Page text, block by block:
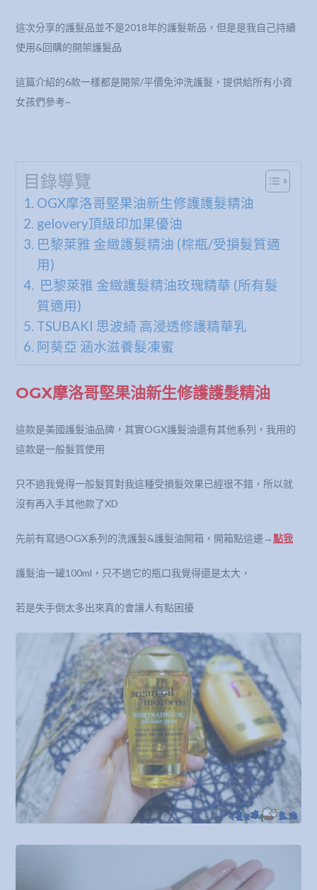
這次分享的護髮品並不是2018年的護髮新品，但是是我自己持續
使用&回購的開架護髮品
這篇介紹的6款一樣都是開架/平價免沖洗護髮，提供給所有小資
女孩們參考~
目錄導覽
OGX摩洛哥堅果油新生修護護髮精油
gelovery頂級印加果優油
巴黎萊雅 金緻護髮精油 (棕瓶/受損髮質適
用)
巴黎萊雅 金緻護髮精油玫瑰精華 (所有髮
質適用)
TSUBAKI 思波綺 高浸透修護精華乳
阿葵亞 涵水滋養髮凍蜜
OGX摩洛哥堅果油新生修護護髮精油
這款是美國護髮油品牌，其實OGX護髮油還有其他系列，我用的
這款是一般髮質使用
只不過我覺得一般髮質對我這種受損髮效果已經很不錯，所以就
沒有再入手其他款了XD
先前有寫過OGX系列的洗護髮&護髮油開箱，開箱點這邊→點我
護髮油一罐100ml，只不過它的瓶口我覺得還是太大，
若是失手倒太多出來真的會讓人有點困擾